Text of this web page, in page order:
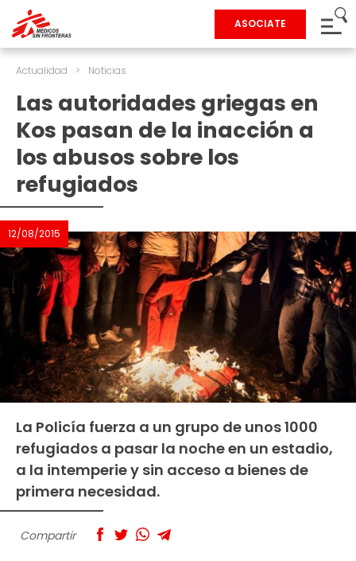
ASOCIATE
Actualidad > Noticias
Las autoridades griegas en
Kos pasan de la inacción a
los abusos sobre los
refugiados
12/08/2015
La Policía fuerza a un grupo de unos 1000
refugiados a pasar la noche en un estadio,
a la intemperie y sin acceso a bienes de
primera necesidad.
Compartir